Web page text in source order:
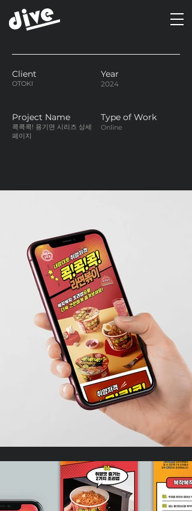
Client
OTOKI
Year
2024
Project Name
콕콕콕! 용기면 시리즈 상세
페이지
Type of Work
Online